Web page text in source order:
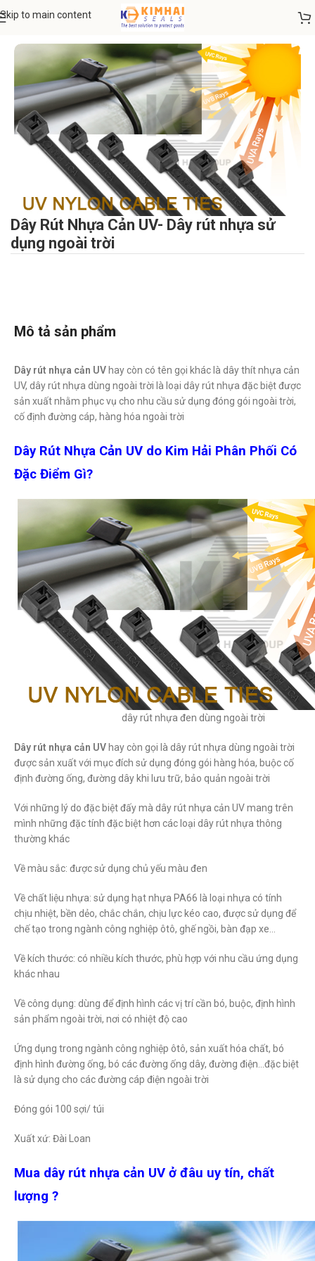
Skip to main content
DÂY RÚT NHỰA - DÂY RÚT INOX
Dây Rút Nhựa Cản UV- Dây rút nhựa sử
dụng ngoài trời
Mô tả sản phẩm
Dây rút nhựa cản UV hay còn có tên gọi khác là dây thít nhựa cản
UV, dây rút nhựa dùng ngoài trời là loại dây rút nhựa đặc biệt được
sản xuất nhằm phục vụ cho nhu cầu sử dụng đóng gói ngoài trời,
cố định đường cáp, hàng hóa ngoài trời
Dây Rút Nhựa Cản UV do Kim Hải Phân Phối Có
Đặc Điểm Gì?
dây rút nhựa đen dùng ngoài trời
Dây rút nhựa cản UV hay còn gọi là dây rút nhựa dùng ngoài trời
được sản xuất với mục đích sử dụng đóng gói hàng hóa, buộc cố
định đường ống, đường dây khi lưu trữ, bảo quản ngoài trời
Với những lý do đặc biệt đấy mà dây rút nhựa cản UV mang trên
mình những đặc tính đặc biệt hơn các loại dây rút nhựa thông
thường khác
Về màu sắc: được sử dụng chủ yếu màu đen
Về chất liệu nhựa: sử dụng hạt nhựa PA66 là loại nhựa có tính
chịu nhiệt, bền dẻo, chắc chắn, chịu lực kéo cao, được sử dụng để
chế tạo trong ngành công nghiệp ôtô, ghế ngồi, bàn đạp xe…
Về kích thước: có nhiều kích thước, phù hợp với nhu cầu ứng dụng
khác nhau
Về công dụng: dùng để định hình các vị trí cần bó, buộc, định hình
sản phẩm ngoài trời, nơi có nhiệt độ cao
Ứng dụng trong ngành công nghiệp ôtô, sản xuất hóa chất, bó
định hình đường ống, bó các đường ống dây, đường điện…đặc biệt
là sử dụng cho các đường cáp điện ngoài trời
Đóng gói 100 sợi/ túi
Xuất xứ: Đài Loan
Mua dây rút nhựa cản UV ở đâu uy tín, chất
lượng ?